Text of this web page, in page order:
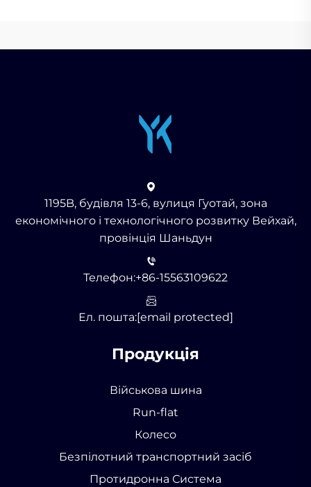
1195B, будівля 13-6, вулиця Гуотай, зона
економічного і технологічного розвитку Вейхай,
провінція Шаньдун
Телефон:+86-15563109622
Ел. пошта:[email protected]
Продукція
Військова шина
Run-flat
Колесо
Безпілотний транспортний засіб
Протидронна Система